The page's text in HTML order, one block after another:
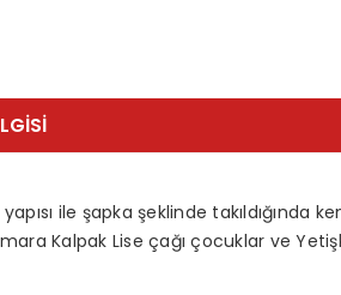
ile şapka şeklinde takıldığında
Kalpak Lise çağı çocuklar ve